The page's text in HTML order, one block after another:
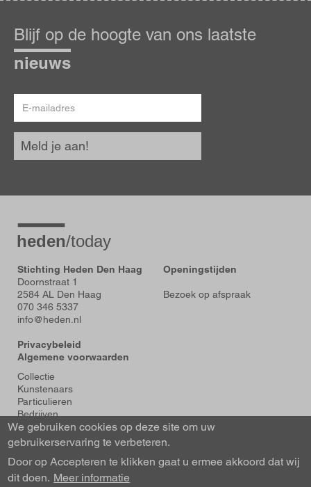
op
de
hoogte
Blijf op de hoogte van ons laatste
nieuws
mailadres
Meld je aan!
Stichting Heden Den Haag
Doornstraat 1
2584 AL Den Haag
070 346 5337
info@heden.nl
Privacybeleid
Algemene voorwaarden
Openingstijden
Bezoek op afspraak
Voet
Collectie
Kunstenaars
Particulieren
Bedrijven
Tentoonstellingen
Actueel
About us
Contact
We gebruiken cookies op deze site om uw
gebruikerservaring te verbeteren.
Door op Accepteren te klikken gaat u ermee akkoord dat wij
dit doen. Meer informatie